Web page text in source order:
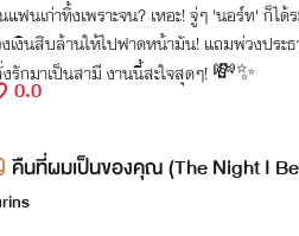
แฟนเก่าทิ้งเพราะจน? เหอะ! จู่ๆ 'นอร์ท' ก็ได้
เงินสิบล้านให้ไปฟาดหน้ามัน! แถมพ่วงประ
รักมาเป็นสามี งานนี้สะใจสุดๆ! 💸✨
0.0
คืนที่ผมเป็นของคุณ (The Night I